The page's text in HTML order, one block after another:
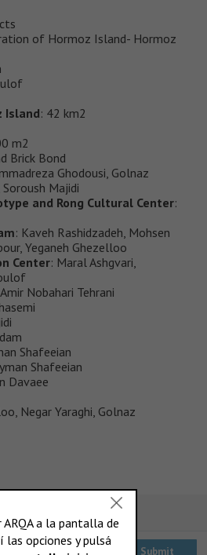
of Hormoz Island- Hormoz
Island: 42 km2
m2
Brick Bond
Ghodousi, Golnaz
Majidi
and Rong Cultural Center:
: Kaveh Rashidzadeh, Mohsen
Yeganeh Ghezelloo
Center: Maral Ashgvari,
Nobahari Tehrani
Shafeeian
Shafeeian
Davaee
Negar Yaraghi, Golnaz